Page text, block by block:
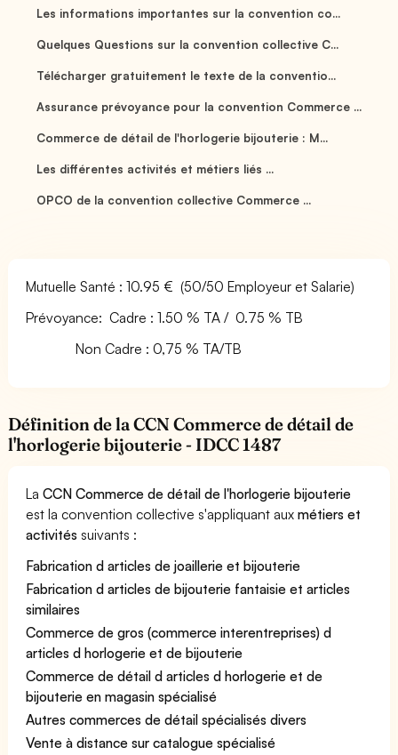
Les informations importantes sur la convention co...
Quelques Questions sur la convention collective C...
Télécharger gratuitement le texte de la conventio...
Assurance prévoyance pour la convention Commerce ...
Commerce de détail de l'horlogerie bijouterie : M...
Les différentes activités et métiers liés ...
OPCO de la convention collective Commerce ...
Mutuelle Santé : 10.95 € (50/50 Employeur et Salarie)
Prévoyance: Cadre : 1.50 % TA / 0.75 % TB
Non Cadre : 0,75 % TA/TB
Définition de la CCN Commerce de détail de
l'horlogerie bijouterie - IDCC 1487
LaCCN Commerce de détail de l'horlogerie bijouterie
est la convention collective s'appliquant auxmétiers et
activités suivants :
Fabrication d articles de joaillerie et bijouterie
Fabrication d articles de bijouterie fantaisie et articles
similaires
Commerce de gros (commerce interentreprises) d
articles d horlogerie et de bijouterie
Commerce de détail d articles d horlogerie et de
bijouterie en magasin spécialisé
Autres commerces de détail spécialisés divers
Vente à distance sur catalogue spécialisé